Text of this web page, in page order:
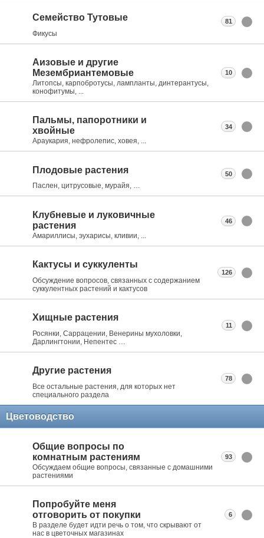
Семейство Тутовые
Фикусы
81
Аизовые и другие
Мезембриантемовые
Литопсы, карпобротусы, лампланты, динтерантусы,
конофитумы, ...
10
Пальмы, папоротники и
хвойные
Араукария, нефролепис, ховея, ...
34
Плодовые растения
Паслен, цитрусовые, мурайя, …
50
Клубневые и луковичные
растения
Амариллисы, эухарисы, кливии, ...
46
Кактусы и суккуленты
Обсуждение вопросов, связанных с содержанием
суккулентных растений и кактусов
126
Хищные растения
Росянки, Саррацении, Венерины мухоловки,
Дарлингтонии, Непентес …
11
Другие растения
Все остальные растения, для которых нет
специального раздела
78
Цветоводство
Общие вопросы по
комнатным растениям
Обсуждаем общие вопросы, связанные с домашними
растениями
93
Попробуйте меня
отговорить от покупки
В разделе будет идти речь о том, что скрывают от
нас в цветочных магазинах
6